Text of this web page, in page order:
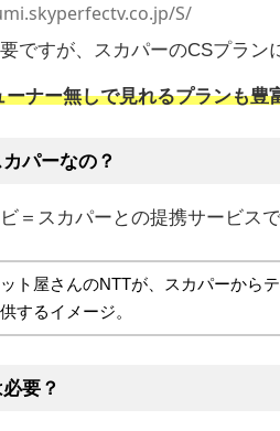
S/
ですが、スカパーのCSプラン
ーナー無しで見れるプランも豊
パーなの？
＝スカパーとの提携サービスで
ト屋さんのNTTが、スカパーから
するイメージ。
要？